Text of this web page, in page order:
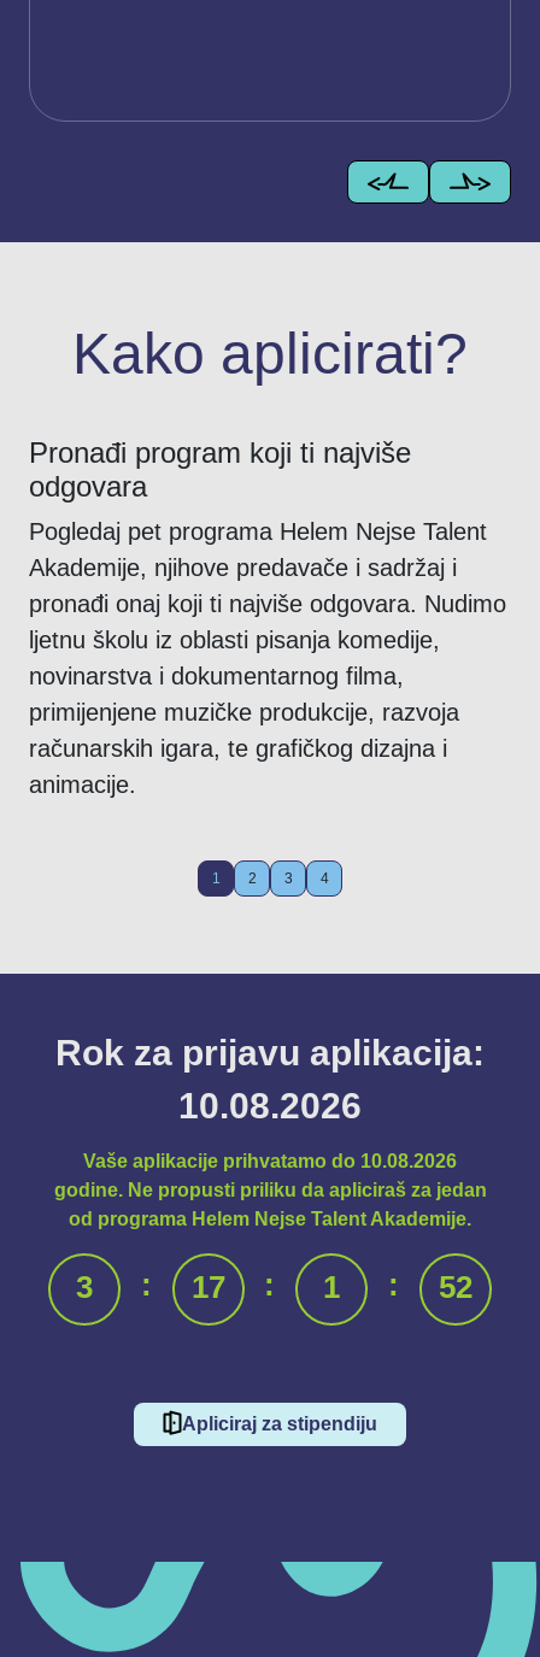
Kako aplicirati?
Pronađi program koji ti najviše
odgovara
Pogledaj pet programa Helem Nejse Talent
Akademije, njihove predavače i sadržaj i
pronađi onaj koji ti najviše odgovara. Nudimo
ljetnu školu iz oblasti pisanja komedije,
novinarstva i dokumentarnog filma,
primijenjene muzičke produkcije, razvoja
računarskih igara, te grafičkog dizajna i
animacije.
1 2 3 4
Rok za prijavu aplikacija:
10.08.2026
Vaše aplikacije prihvatamo do 10.08.2026
godine. Ne propusti priliku da apliciraš za jedan
od programa Helem Nejse Talent Akademije.
3 : 17 : 1 : 51
Apliciraj za stipendiju